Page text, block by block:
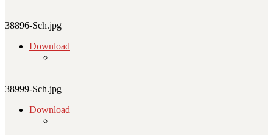
38896-Sch.jpg
Download
38999-Sch.jpg
Download